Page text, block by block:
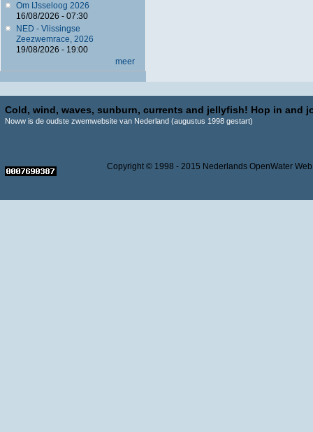
Om IJsseloog 2026
16/08/2026 - 07:30
NED - Vlissingse
Zeezwemrace, 2026
19/08/2026 - 19:00
meer
Cold, wind, waves, sunburn, currents and jellyfish! Hop in and
Noww is de oudste zwemwebsite van Nederland (augustus 1998 gestart)
Copyright © 1998 - 2015 Nederlands OpenWater